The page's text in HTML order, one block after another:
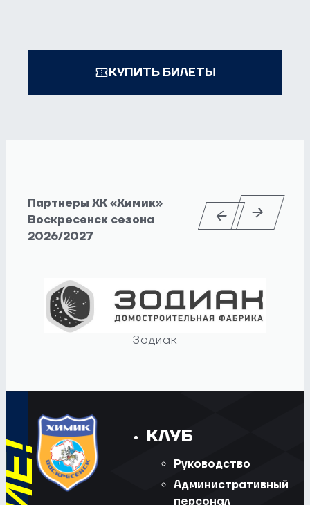
КУПИТЬ БИЛЕТЫ
Партнеры ХК «Химик»
Воскресенск сезона
2026/2027
Зодиак
КЛУБ
Руководство
Административный
персонал